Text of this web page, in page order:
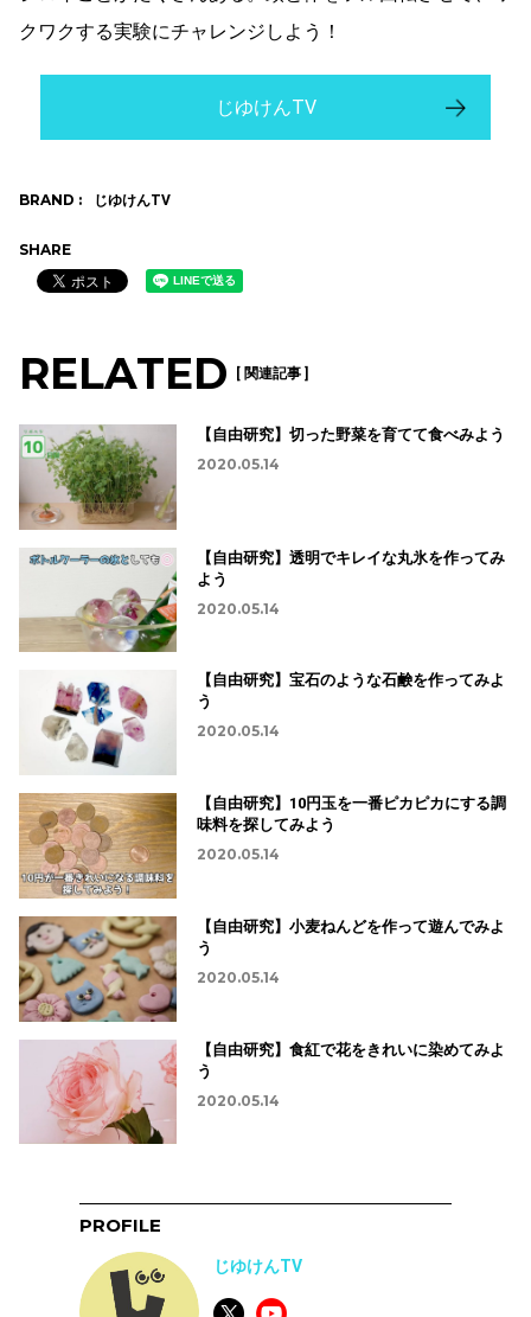
クワクする実験にチャレンジしよう！
じゆけんTV
BRAND : じゆけんTV
SHARE
RELATED [ 関連記事 ]
【自由研究】切った野菜を育てて食べみよう
2020.05.14
【自由研究】透明でキレイな丸氷を作ってみ
よう
2020.05.14
【自由研究】宝石のような石鹸を作ってみよ
う
2020.05.14
【自由研究】10円玉を一番ピカピカにする調
味料を探してみよう
2020.05.14
【自由研究】小麦ねんどを作って遊んでみよ
う
2020.05.14
【自由研究】食紅で花をきれいに染めてみよ
う
2020.05.14
PROFILE
じゆけんTV